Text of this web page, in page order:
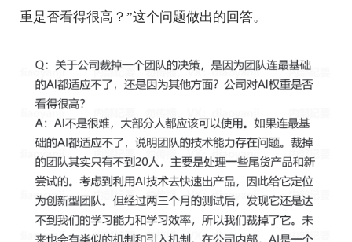
重是否看得很高？”这个问题做出的回答。